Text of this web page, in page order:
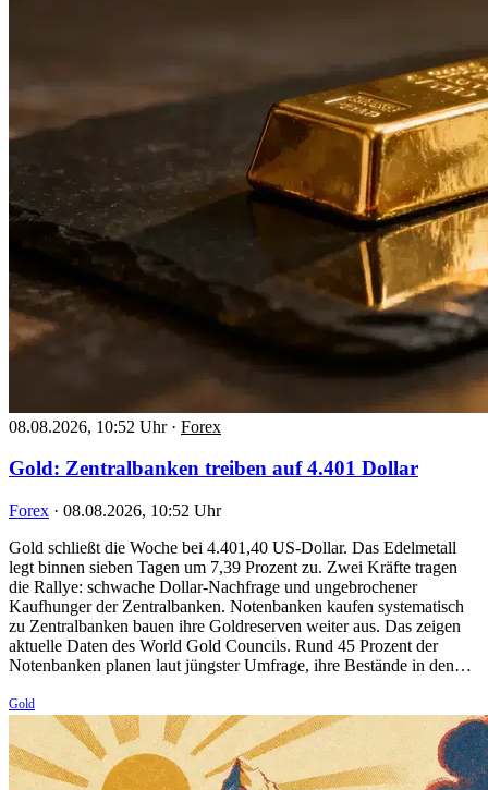
08.08.2026, 10:52 Uhr · Forex
Gold: Zentralbanken treiben auf 4.401 Dollar
Forex · 08.08.2026, 10:52 Uhr
Gold schließt die Woche bei 4.401,40 US-Dollar. Das Edelmetall
legt binnen sieben Tagen um 7,39 Prozent zu. Zwei Kräfte tragen
die Rallye: schwache Dollar-Nachfrage und ungebrochener
Kaufhunger der Zentralbanken. Notenbanken kaufen systematisch
zu Zentralbanken bauen ihre Goldreserven weiter aus. Das zeigen
aktuelle Daten des World Gold Councils. Rund 45 Prozent der
Notenbanken planen laut jüngster Umfrage, ihre Bestände in den…
Gold